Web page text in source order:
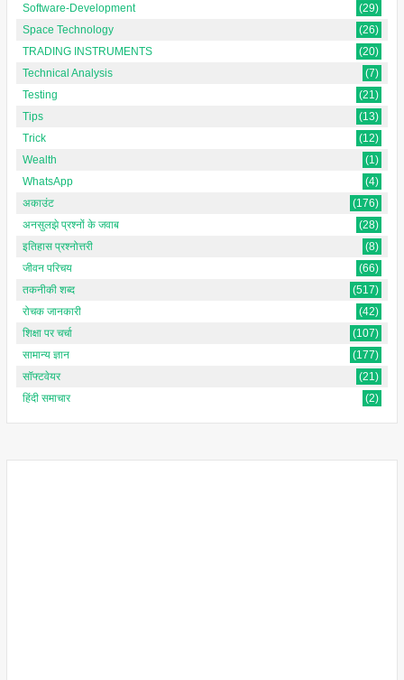
Software-Development
(29)
Space Technology
(26)
TRADING INSTRUMENTS
(20)
Technical Analysis
(7)
Testing
(21)
Tips
(13)
Trick
(12)
Wealth
(1)
WhatsApp
(4)
अकाउंट
(176)
अनसुलझे प्रश्नों के जवाब
(28)
इतिहास प्रश्नोत्तरी
(8)
जीवन परिचय
(66)
तकनीकी शब्द
(517)
रोचक जानकारी
(42)
शिक्षा पर चर्चा
(107)
सामान्य ज्ञान
(177)
सॉफ्टवेयर
(21)
हिंदी समाचार
(2)